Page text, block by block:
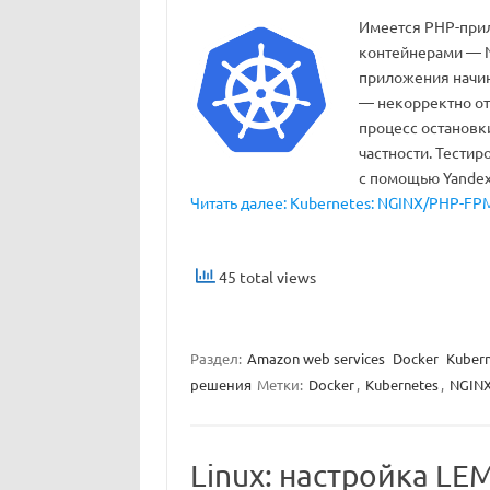
Имеется PHP-
контейнерами —
приложения
— некорректно
процесс
частности.
с помощью
Читать далее: Kubernetes: NGINX/PHP-
45 total views
Раздел: Amazon web services Docker
решения Метки: Docker, Kubernetes,
Linux: настройка